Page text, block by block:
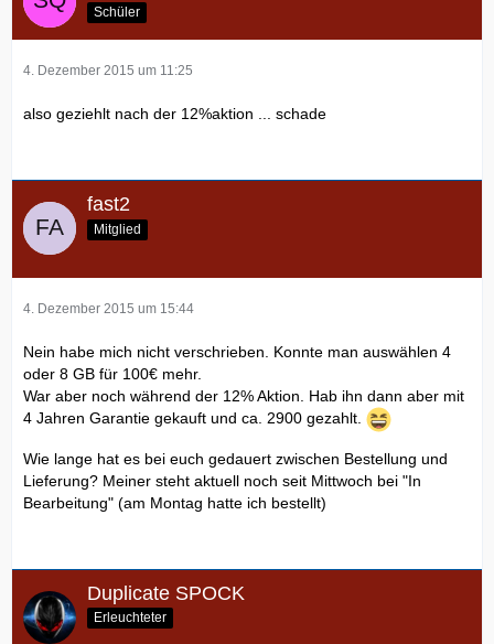
Schüler
4. Dezember 2015 um 11:25
also geziehlt nach der 12%aktion ... schade
fast2
Mitglied
4. Dezember 2015 um 15:44
Nein habe mich nicht verschrieben. Konnte man auswählen 4
oder 8 GB für 100€ mehr.
War aber noch während der 12% Aktion. Hab ihn dann aber mit
4 Jahren Garantie gekauft und ca. 2900 gezahlt.
Wie lange hat es bei euch gedauert zwischen Bestellung und
Lieferung? Meiner steht aktuell noch seit Mittwoch bei "In
Bearbeitung" (am Montag hatte ich bestellt)
Duplicate SPOCK
Erleuchteter